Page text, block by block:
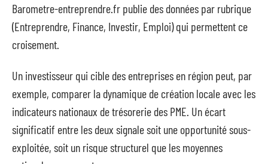
Barometre-entreprendre.fr publie des données par rubrique
(Entreprendre, Finance, Investir, Emploi) qui permettent ce
croisement.
Un investisseur qui cible des entreprises en région peut, par
exemple, comparer la dynamique de création locale avec les
indicateurs nationaux de trésorerie des PME. Un écart
significatif entre les deux signale soit une opportunité sous-
exploitée, soit un risque structurel que les moyennes